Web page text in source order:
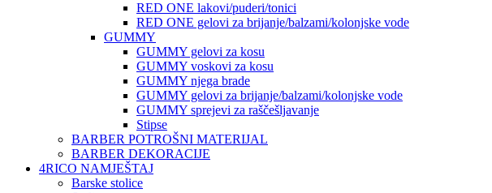
RED ONE lakovi/puderi/tonici
RED ONE gelovi za brijanje/balzami/kolonjske vode
GUMMY
GUMMY gelovi za kosu
GUMMY voskovi za kosu
GUMMY njega brade
GUMMY gelovi za brijanje/balzami/kolonjske vode
GUMMY sprejevi za raščešljavanje
Stipse
BARBER POTROŠNI MATERIJAL
BARBER DEKORACIJE
4RICO NAMJEŠTAJ
Barske stolice